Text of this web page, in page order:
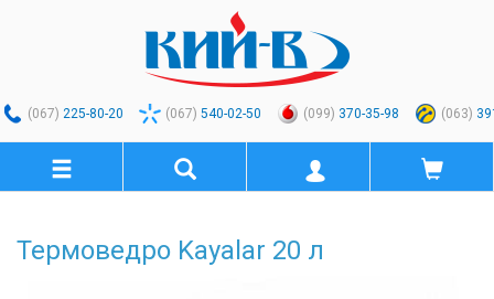
(067) 225-80-20 (067) 540-02-50 (099) 370-35-98 (063)
Термоведро Kayalar 20 л